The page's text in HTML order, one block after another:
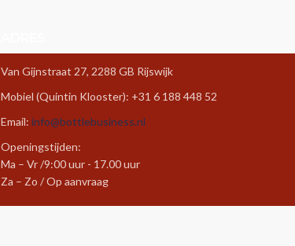
Van Gijnstraat 27, 2288 GB Rijswijk
Mobiel (Quintin Klooster): +31 6 188 448 52
Email: info@bottlebusiness.nl
Openingstijden:
Ma – Vr /9:00 uur - 17.00 uur
Za – Zo / Op aanvraag